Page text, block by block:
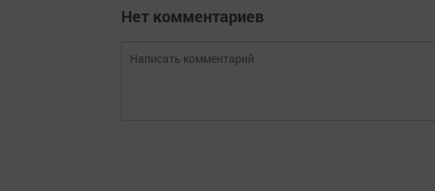
Нет комментариев